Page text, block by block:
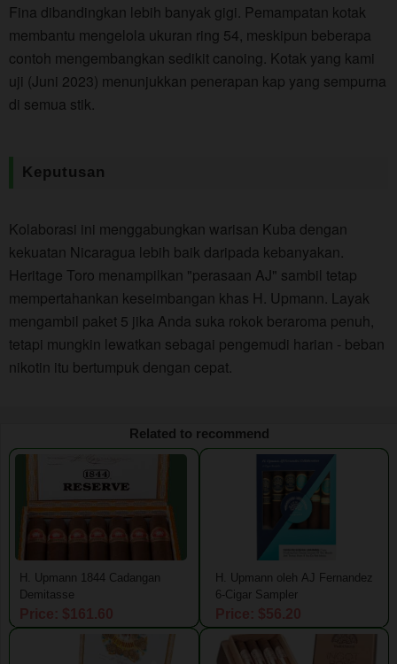
Fina dibandingkan lebih banyak gigi. Pemampatan kotak
membantu mengelola ukuran ring 54, meskipun beberapa
contoh mengembangkan sedikit canoing. Kotak yang kami
uji (Juni 2023) menunjukkan penerapan kap yang sempurna
di semua stik.
Keputusan
Kolaborasi ini menggabungkan warisan Kuba dengan
kekuatan Nicaragua lebih baik daripada kebanyakan.
Heritage Toro menampilkan "perasaan AJ" sambil tetap
mempertahankan keseimbangan khas H. Upmann. Layak
mengambil paket 5 jika Anda suka rokok beraroma penuh,
tetapi mungkin lewatkan sebagai pengemudi harian - beban
nikotin itu bertumpuk dengan cepat.
Related to recommend
H. Upmann 1844 Cadangan
Demitasse
H. Upmann oleh AJ Fernandez
6-Cigar Sampler